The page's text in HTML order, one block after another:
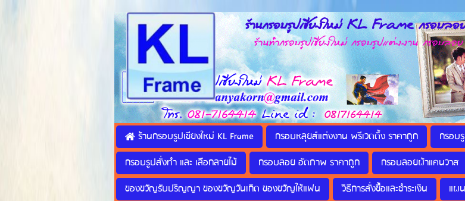
ร้านกรอบรูปเชียงใหม่ KL Frame กรอบลอ
ร้านทำกรอบรูปเชียงใหม่ กรอบรูปแต่งงาน กรอบลอ
ร้านกรอบรูปเชียงใหม่ KL Frame กรอบหลุยส์แต่งงาน พรีเวดดิ้ง ราคาถูก กรอบ
กรอบรูปสั่งทำ และ เลือกลายไม้
กรอบลอย อัดภาพ ราคาถูก กรอบลอยผ้าแคนวาส
ของขวัญรับปริญญา ของขวัญวันเกิด ของขวัญให้แฟน
วิธีการสั่งซื้อและชำระเงิน แผ